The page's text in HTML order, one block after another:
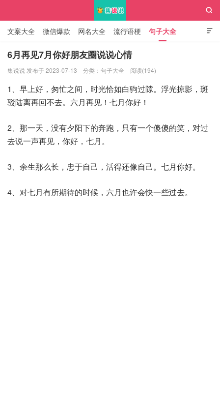

文案大全 微信爆款 网名大全 流行语梗 句子大全
知识大全

6月再见7月你好朋友圈说说心情
集说说 发布于 2023-07-13 分类： 句子大全 阅读(194)
1、早上好，匆忙之间，时光恰如白驹过隙。浮光掠影，斑
驳陆离再回不去。六月再见！七月你好！
2、那一天，没有夕阳下的奔跑，只有一个傻傻的笑，对过
去说一声再见，你好，七月。
3、余生那么长，忠于自己，活得还像自己。七月你好。
4、对七月有所期待的时候，六月也许会快一些过去。